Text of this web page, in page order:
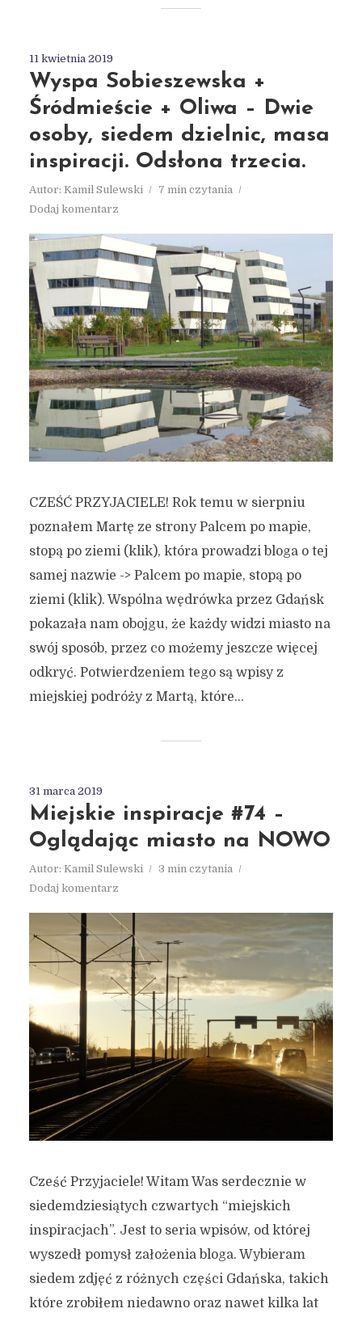
11 kwietnia 2019
Wyspa Sobieszewska +
Śródmieście + Oliwa – Dwie
osoby, siedem dzielnic, masa
inspiracji. Odsłona trzecia.
Autor: Kamil Sulewski
7 min czytania
Dodaj komentarz
CZEŚĆ PRZYJACIELE! Rok temu w sierpniu
poznałem Martę ze strony Palcem po mapie,
stopą po ziemi (klik), która prowadzi bloga o tej
samej nazwie -> Palcem po mapie, stopą po
ziemi (klik). Wspólna wędrówka przez Gdańsk
pokazała nam obojgu, że każdy widzi miasto na
swój sposób, przez co możemy jeszcze więcej
odkryć. Potwierdzeniem tego są wpisy z
miejskiej podróży z Martą, które...
31 marca 2019
Miejskie inspiracje #74 –
Oglądając miasto na NOWO
Autor: Kamil Sulewski
3 min czytania
Dodaj komentarz
Cześć Przyjaciele! Witam Was serdecznie w
siedemdziesiątych czwartych “miejskich
inspiracjach”. Jest to seria wpisów, od której
wyszedł pomysł założenia bloga. Wybieram
siedem zdjęć z różnych części Gdańska, takich
które zrobiłem niedawno oraz nawet kilka lat